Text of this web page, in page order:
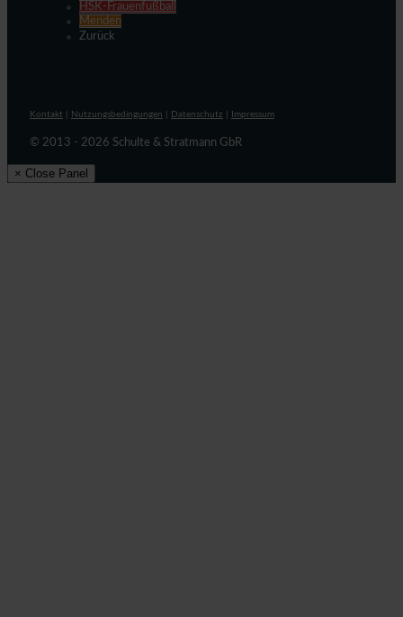
HSK-Frauenfußball
Menden
Zurück
Kontakt Nutzungsbedingungen Datenschutz Impressum
© 2013 - 2026 Schulte & Stratmann GbR
× Close Panel